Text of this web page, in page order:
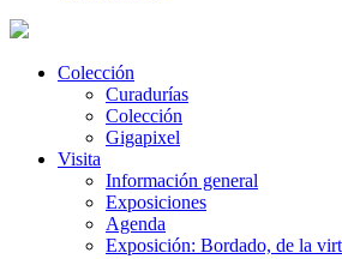
Colección
Curadurías
Colección
Gigapixel
Visita
Información general
Exposiciones
Agenda
Exposición: Bordado, de la